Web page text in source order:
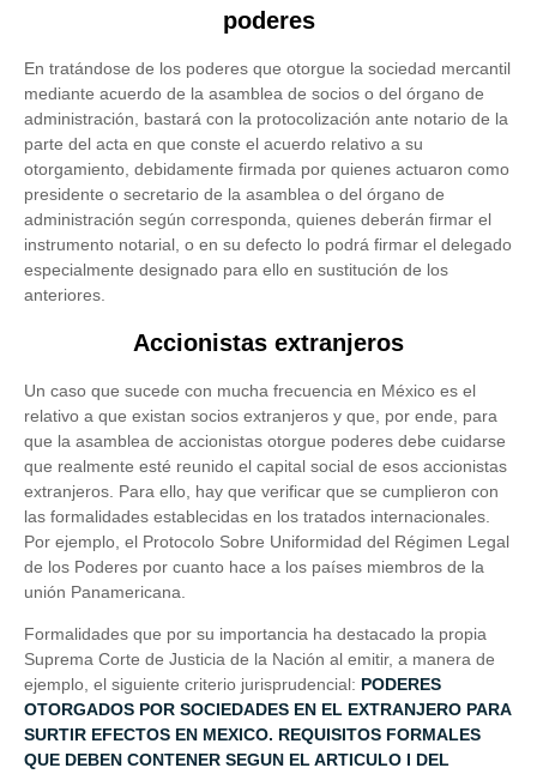
poderes
En tratándose de los poderes que otorgue la sociedad mercantil
mediante acuerdo de la asamblea de socios o del órgano de
administración, bastará con la protocolización ante notario de la
parte del acta en que conste el acuerdo relativo a su
otorgamiento, debidamente firmada por quienes actuaron como
presidente o secretario de la asamblea o del órgano de
administración según corresponda, quienes deberán firmar el
instrumento notarial, o en su defecto lo podrá firmar el delegado
especialmente designado para ello en sustitución de los
anteriores.
Accionistas extranjeros
Un caso que sucede con mucha frecuencia en México es el
relativo a que existan socios extranjeros y que, por ende, para
que la asamblea de accionistas otorgue poderes debe cuidarse
que realmente esté reunido el capital social de esos accionistas
extranjeros. Para ello, hay que verificar que se cumplieron con
las formalidades establecidas en los tratados internacionales.
Por ejemplo, el Protocolo Sobre Uniformidad del Régimen Legal
de los Poderes por cuanto hace a los países miembros de la
unión Panamericana.
Formalidades que por su importancia ha destacado la propia
Suprema Corte de Justicia de la Nación al emitir, a manera de
ejemplo, el siguiente criterio jurisprudencial: PODERES
OTORGADOS POR SOCIEDADES EN EL EXTRANJERO PARA
SURTIR EFECTOS EN MEXICO. REQUISITOS FORMALES
QUE DEBEN CONTENER SEGUN EL ARTICULO I DEL